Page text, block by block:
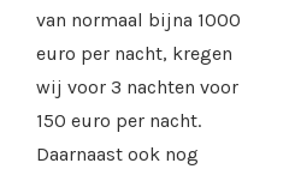
van normaal bijna 1000
euro per nacht, kregen
wij voor 3 nachten voor
150 euro per nacht.
Daarnaast ook nog